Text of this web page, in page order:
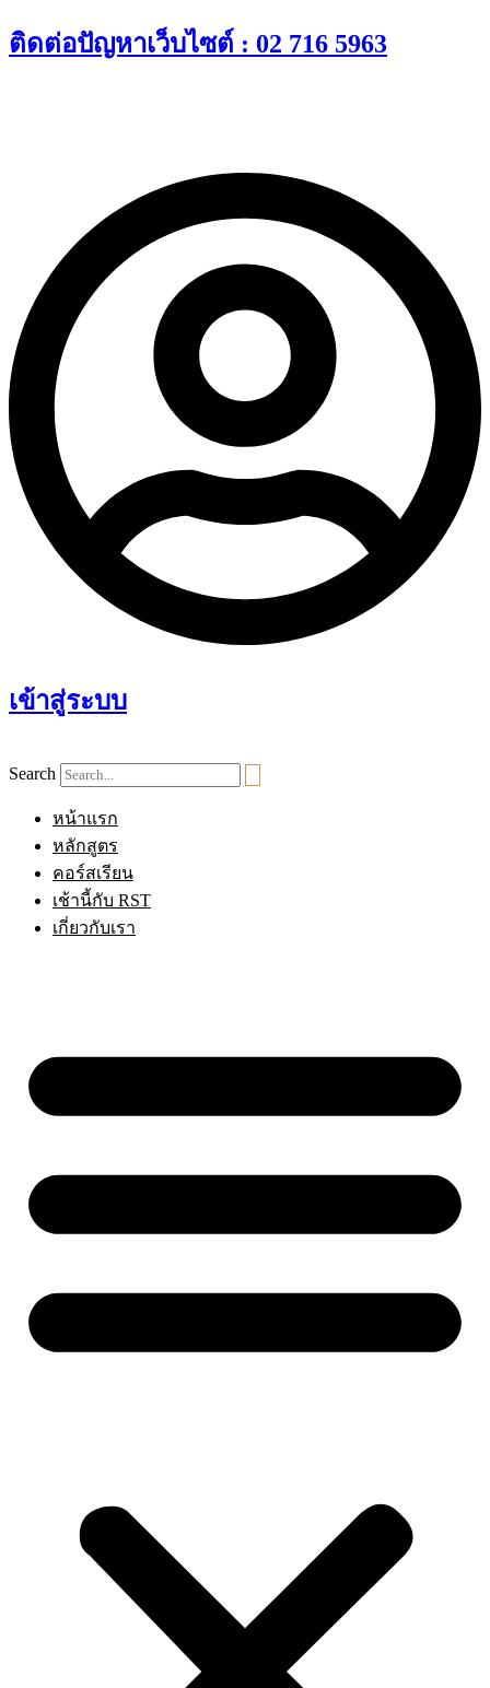
Skip
to
ติดต่อปัญหาเว็บไซต์ : 02 716 5963
เข้าสู่ระบบ
Search
หน้าแรก
หลักสูตร
คอร์สเรียน
เช้านี้กับ RST
เกี่ยวกับเรา